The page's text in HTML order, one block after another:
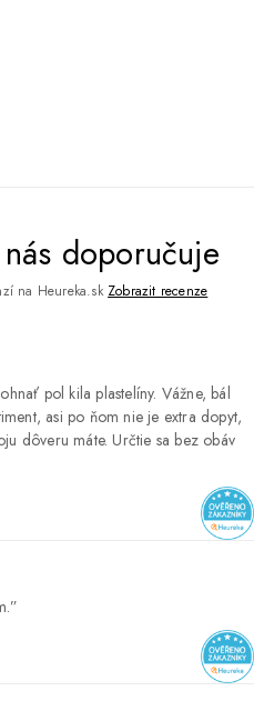
doporučuje
na Heureka.sk Zobrazit recenze
pol kila plastelíny. Vážne, bál
asi po ňom nie je extra dopyt,
dôveru máte. Určtie sa bez obáv